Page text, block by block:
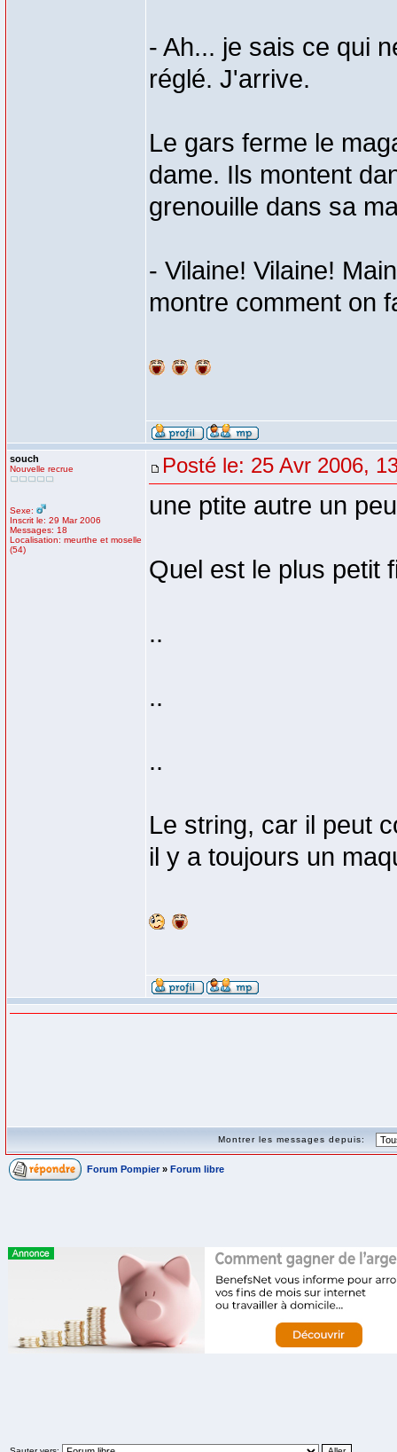
- Ah... je sais ce qui
réglé. J'arrive.
Le gars ferme le
dame. Ils montent
grenouille dans sa
- Vilaine! Vilaine!
montre comment on
souch
Nouvelle recrue
Sexe:
Inscrit le: 29 Mar 2006
Messages: 18
Localisation: meurthe et moselle
(54)
Posté le: 25 Avr 2006,
une ptite autre un
Quel est le plus petit
..
..
..
Le string, car il peut
il y a toujours un
Montrer les messages depuis:
Forum Pompier » Forum libre